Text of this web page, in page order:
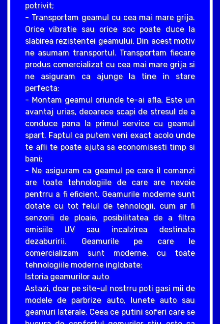
potrivit;
- Transportam geamul cu cea mai mare grija.
Orice vibratie sau orice soc poate duce la
slabirea rezistentei geamului. Din acest motiv
ne asumam transportul. Transportam fiecare
produs comercializat cu cea mai mare grija si
ne asiguram ca ajunge la tine in stare
perfecta;
- Montam geamul oriunde te-ai afla. Este un
avantaj urias, deoarece scapi de stresul de a
conduce pana la primul service cu geamul
spart. Faptul ca putem veni exact acolo unde
te afli te poate ajuta sa economisesti timp si
bani;
- Ne asiguram ca geamul pe care il comanzi
are toate tehnologiile de care are nevoie
pentrru a fi eficient. Geamurile moderne sunt
dotate cu tot felul de tehnologii, cum ar fi
senzorii de ploaie, posibilitatea de a filtra
emisiile UV sau incalzirea destinata
dezaburirii. Geamurile pe care le
comercializam sunt moderne, cu toate
tehnologiile moderne inglobate;
Istoria geamurilor auto
Astazi, doar pe site-ul nostrru poti gasi mii de
modele de parbrize auto, lunete auto sau
geamuri laterale. Ceea ce putini soferi care se